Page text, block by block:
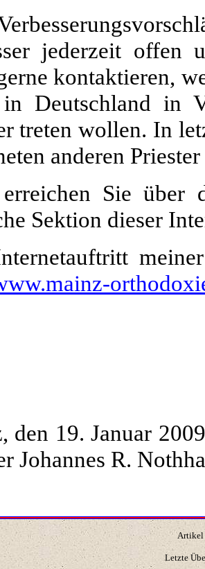
jederzeit offen
kontaktieren,
Deutschland in
treten wollen. In
anderen
Sie über
Sektion dieser
den 19. Januar
Johannes R.
Artikel
Letzte